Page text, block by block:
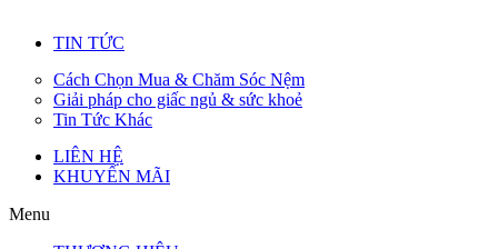
TIN TỨC
Cách Chọn Mua & Chăm Sóc Nệm
Giải pháp cho giấc ngủ & sức khoẻ
Tin Tức Khác
LIÊN HỆ
KHUYẾN MÃI
Menu